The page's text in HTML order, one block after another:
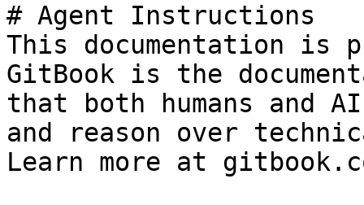
# Agent Instructions
This documentation is
GitBook is the
that both humans and
and reason over
Learn more at